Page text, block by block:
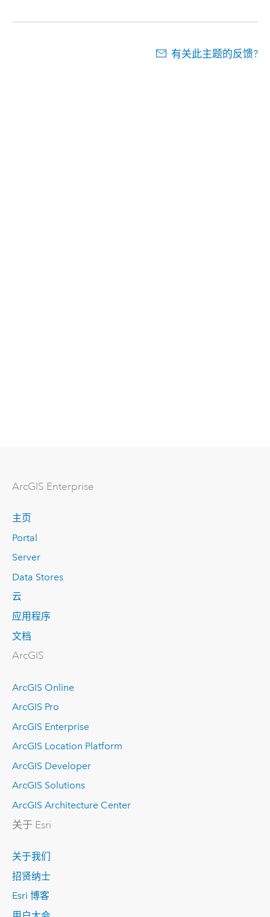
有关此主题的反馈?
ArcGIS Enterprise
主页
Portal
Server
Data Stores
云
应用程序
文档
ArcGIS
ArcGIS Online
ArcGIS Pro
ArcGIS Enterprise
ArcGIS Location Platform
ArcGIS Developer
ArcGIS Solutions
ArcGIS Architecture Center
关于 Esri
关于我们
招贤纳士
Esri 博客